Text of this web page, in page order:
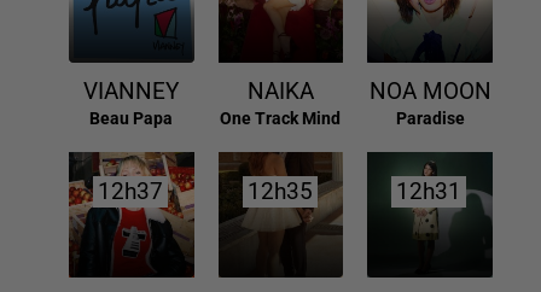
VIANNEY
Beau Papa
NAIKA
One Track Mind
NOA MOON
Paradise
12h37
12h37 12h35
12h35 12h31
12h31